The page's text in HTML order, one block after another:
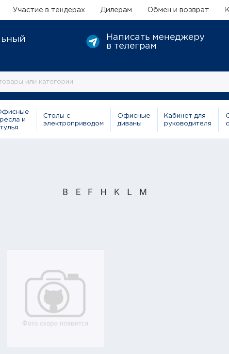
Участие в тендерах Дилерам Обмен и возврат
Написать менеджеру
в телеграм
и
Столы с
электроприводом
Офисные
диваны
Кабинет для
руководителя
B E F H K L M